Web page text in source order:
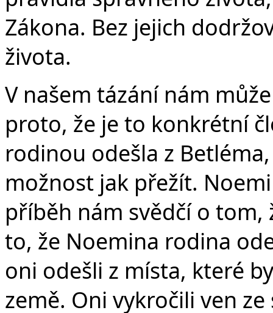
Zákona. Bez jejich
života.
V našem tázání nám
proto, že je to konkrétní
rodinou odešla z
možnost jak přežít.
příběh nám svědčí o tom,
to, že Noemina rodina
oni odešli z místa, které
země. Oni vykročili ven